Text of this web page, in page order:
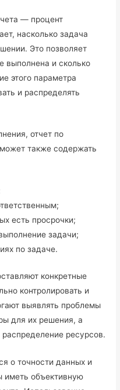
— процент
насколько задача
Это позволяет
выполнена и сколько
этого параметра
и распределять
отчет по
также содержать
есть просрочки;
задачи;
по задаче.
конкретные
контролировать и
выявлять проблемы
для их решения, а
ресурсов.
о точности данных и
иметь объективную